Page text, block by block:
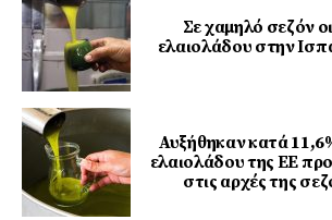
Σε χαμηλό σεζόν
ελαιολάδου στην
Αυξήθηκαν κατά
ελαιολάδου της ΕΕ
στις αρχές της